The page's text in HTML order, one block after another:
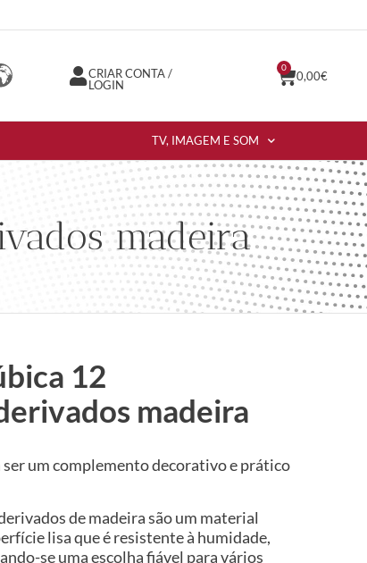
CRIAR CONTA /
LOGIN
0,00€
0
TV, IMAGEM E SOM
madeira
12
madeira
um complemento decorativo e prático
de madeira são um material
lisa que é resistente à humidade,
se uma escolha fiável para vários